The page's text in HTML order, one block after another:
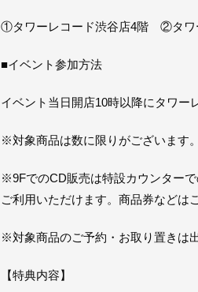
①タワーレコード渋谷店4階 ②タワ
■イベント参加方法
イベント当日開店10時以降にタワー
※対象商品は数に限りがございます
※9FでのCD販売は特設カウンター
ご利用いただけます。商品券などは
※対象商品のご予約・お取り置きは
【特典内容】